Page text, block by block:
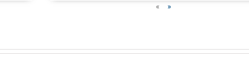
« »